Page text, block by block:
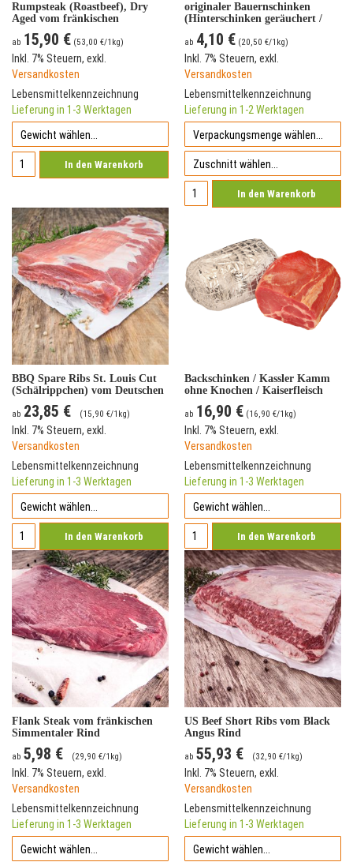
Rumpsteak (Roastbeef), Dry
Aged vom fränkischen
Simmentaler Rind
ab 15,90 € (53,00 €/1kg)
Inkl. 7% Steuern, exkl.
Versandkosten
Lebensmittelkennzeichnung
Lieferung in 1-3 Werktagen
In den Warenkorb
originaler Bauernschinken
(Hinterschinken geräuchert /
Schinkenspeck) - geschnitten
ab 4,10 € (20,50 €/1kg)
Inkl. 7% Steuern, exkl.
Versandkosten
Lebensmittelkennzeichnung
Lieferung in 1-2 Werktagen
In den Warenkorb
BBQ Spare Ribs St. Louis Cut
(Schälrippchen) vom Deutschen
Landschwein
ab 23,85 € (15,90 €/1kg)
Inkl. 7% Steuern, exkl.
Versandkosten
Lebensmittelkennzeichnung
Lieferung in 1-3 Werktagen
In den Warenkorb
Backschinken / Kassler Kamm
ohne Knochen / Kaiserfleisch
(gepökelt und heiß geräuchert)
ab 16,90 € (16,90 €/1kg)
Inkl. 7% Steuern, exkl.
Versandkosten
Lebensmittelkennzeichnung
Lieferung in 1-3 Werktagen
In den Warenkorb
Flank Steak vom fränkischen
Simmentaler Rind
ab 5,98 € (29,90 €/1kg)
Inkl. 7% Steuern, exkl.
Versandkosten
Lebensmittelkennzeichnung
Lieferung in 1-3 Werktagen
US Beef Short Ribs vom Black
Angus Rind
ab 55,93 € (32,90 €/1kg)
Inkl. 7% Steuern, exkl.
Versandkosten
Lebensmittelkennzeichnung
Lieferung in 1-3 Werktagen